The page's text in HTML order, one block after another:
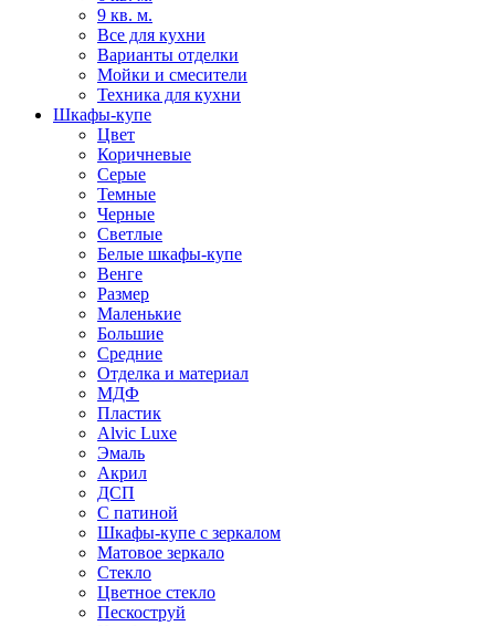
9 кв. м.
Все для кухни
Варианты отделки
Мойки и смесители
Техника для кухни
Шкафы-купе
Цвет
Коричневые
Серые
Темные
Черные
Светлые
Белые шкафы-купе
Венге
Размер
Маленькие
Большие
Средние
Отделка и материал
МДФ
Пластик
Alvic Luxe
Эмаль
Акрил
ДСП
С патиной
Шкафы-купе с зеркалом
Матовое зеркало
Стекло
Цветное стекло
Пескоструй